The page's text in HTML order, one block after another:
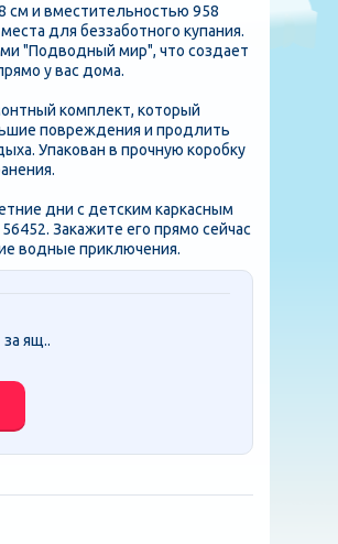
см и вместительностью 958
для беззаботного купания.
"Подводный мир", что создает
у вас дома.
комплект, который
повреждения и продлить
Упакован в прочную коробку
дни с детским каркасным
Закажите его прямо сейчас
водные приключения.
за ящ..